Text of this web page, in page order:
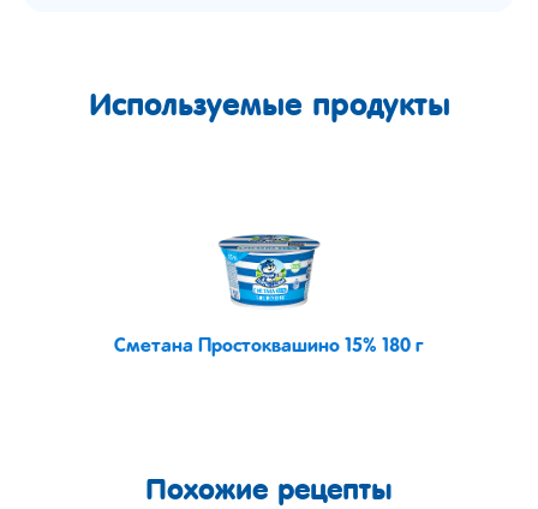
Используемые продукты
Сметана Простоквашино 15% 180 г
Похожие рецепты